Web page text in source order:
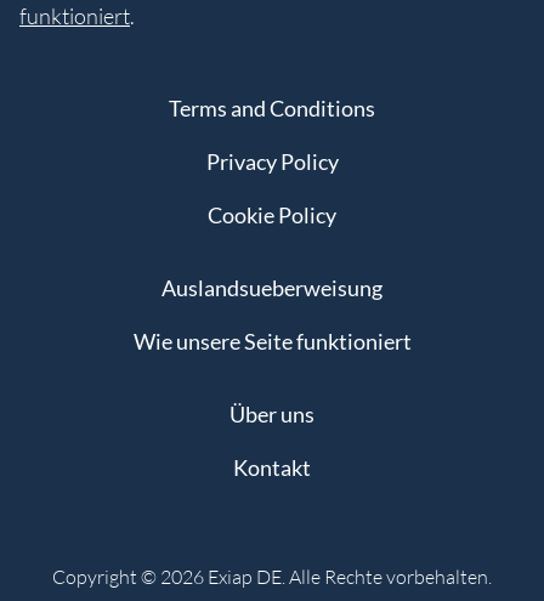
funktioniert.
Terms and Conditions
Privacy Policy
Cookie Policy
Auslandsueberweisung
Wie unsere Seite funktioniert
Über uns
Kontakt
Copyright © 2026 Exiap DE. Alle Rechte vorbehalten.